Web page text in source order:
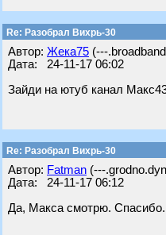
Re: Разобрал Вихрь-30
Автор: Жека75 (---
Дата: 24-11-17 06:02
Зайди на ютуб канал
Re: Разобрал Вихрь-30
Автор: Fatman (---
Дата: 24-11-17 06:12
Да, Макса смотрю. Спасибо.